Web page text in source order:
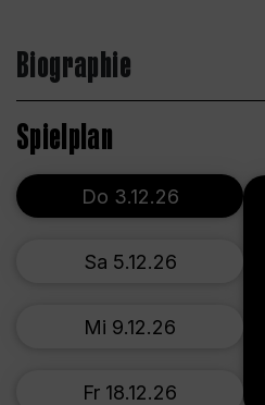
Biographie
Spielplan
Do 3.12.26
Sa 5.12.26
Mi 9.12.26
Fr 18.12.26